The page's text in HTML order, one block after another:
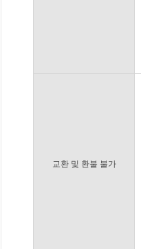
교환 및 환불 불가